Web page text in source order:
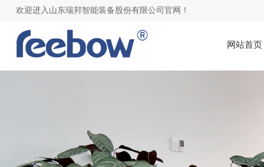
欢迎进入山东瑞邦智能装备股份有限公司官网！
网站首页